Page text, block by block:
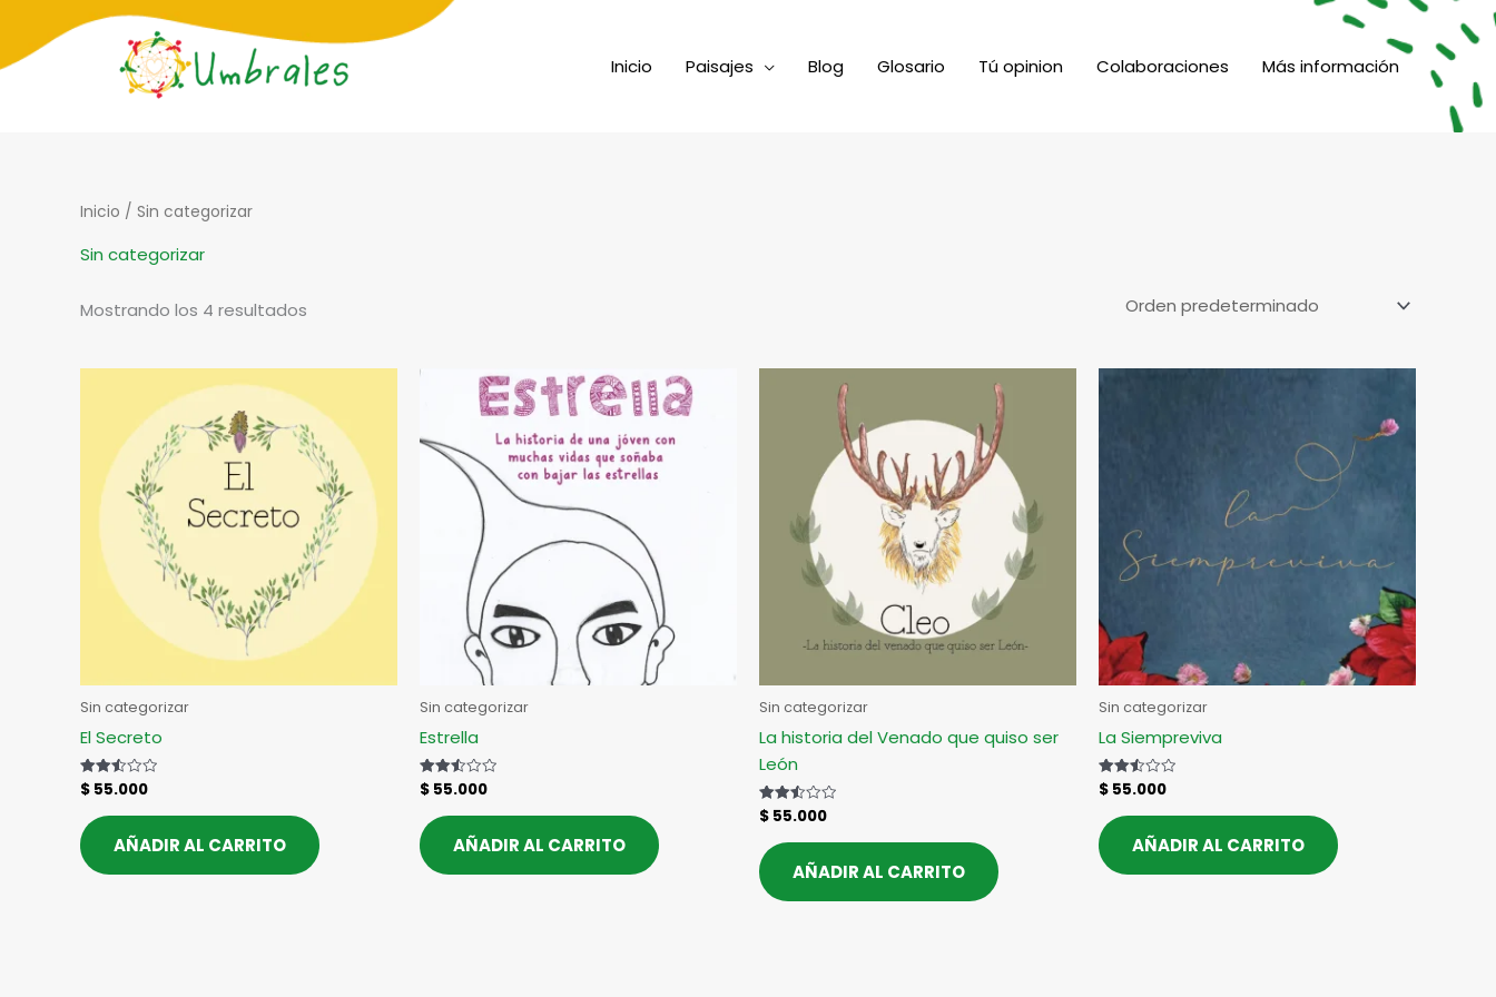
contenido
Inicio Paisajes Blog Glosario Tú opinion Colaboraciones Más información
Inicio / Sin categorizar
Sin categorizar
Mostrando los 4 resultados
Sin categorizar
El Secreto
Valorado
con
2.53
de 5
$ 55.000
AÑADIR AL CARRITO
Sin categorizar
Estrella
Valorado
con
2.50
de 5
$ 55.000
AÑADIR AL CARRITO
Sin categorizar
La historia del Venado que quiso ser
León
Valorado
con
2.52
de 5
$ 55.000
AÑADIR AL CARRITO
Sin categorizar
La Siempreviva
Valorado
con
2.51
de 5
$ 55.000
AÑADIR AL CARRITO